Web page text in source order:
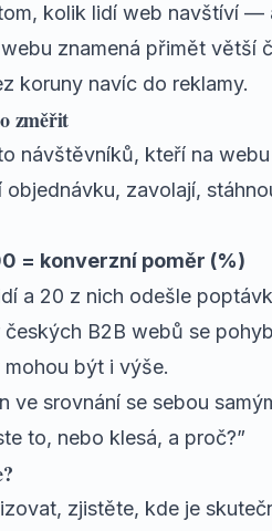
kolik lidí web navštíví —
znamená přimět větší
koruny navíc do reklamy.
změřit
návštěvníků, kteří na
zavolají,
= konverzní poměr (%)
a 20 z nich odešle
B2B webů se
být i výše.
ve srovnání se sebou
to, nebo klesá, a proč?”
zjistěte, kde je